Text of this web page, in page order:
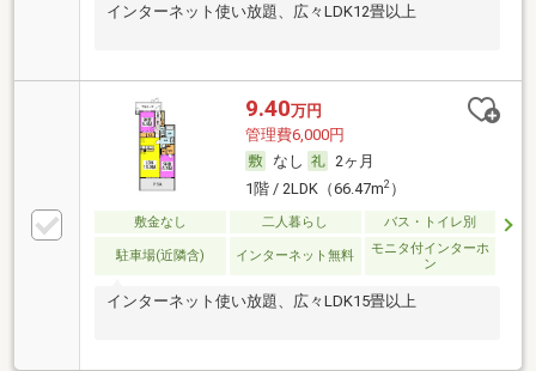
インターネット使い放題、広々LDK12畳以上
9.40万円
管理費6,000円
なし
2ヶ月
1階 / 2LDK（66.47m2）
敷金なし 二人暮らし バス・トイレ別
駐車場(近隣含) インターネット無料
モニタ付インターホ
ン
インターネット使い放題、広々LDK15畳以上